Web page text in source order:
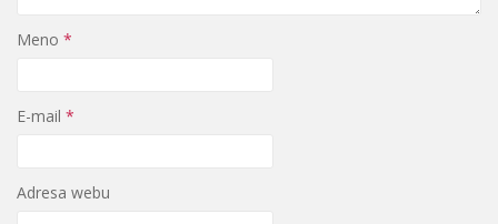
Meno *
E-mail *
Adresa webu